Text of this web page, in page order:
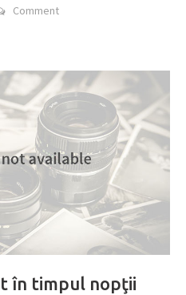
Comment
în timpul nopţii